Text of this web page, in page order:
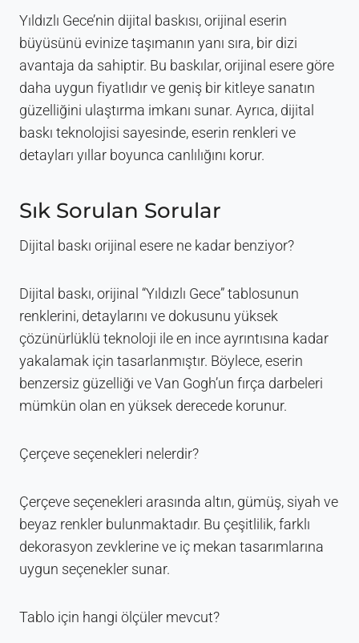
Yıldızlı Gece’nin dijital baskısı, orijinal eserin
büyüsünü evinize taşımanın yanı sıra, bir dizi
avantaja da sahiptir. Bu baskılar, orijinal esere göre
daha uygun fiyatlıdır ve geniş bir kitleye sanatın
güzelliğini ulaştırma imkanı sunar. Ayrıca, dijital
baskı teknolojisi sayesinde, eserin renkleri ve
detayları yıllar boyunca canlılığını korur.
Sık Sorulan Sorular
Dijital baskı orijinal esere ne kadar benziyor?
Dijital baskı, orijinal “Yıldızlı Gece” tablosunun
renklerini, detaylarını ve dokusunu yüksek
çözünürlüklü teknoloji ile en ince ayrıntısına kadar
yakalamak için tasarlanmıştır. Böylece, eserin
benzersiz güzelliği ve Van Gogh’un fırça darbeleri
mümkün olan en yüksek derecede korunur.
Çerçeve seçenekleri nelerdir?
Çerçeve seçenekleri arasında altın, gümüş, siyah ve
beyaz renkler bulunmaktadır. Bu çeşitlilik, farklı
dekorasyon zevklerine ve iç mekan tasarımlarına
uygun seçenekler sunar.
Tablo için hangi ölçüler mevcut?